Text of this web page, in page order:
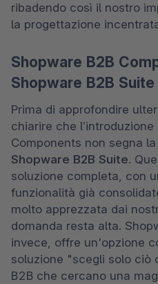
ribadendo così il nostro
la progettazione
Shopware B2B
Shopware B2B Suite
Prima di approfondire
chiarire che
Shopware B2B Suite.
soluzione completa, con
funzionalità già
molto apprezzata dai
domanda resta alta.
invece, offre un'opzione
soluzione "scegli solo ciò
B2B che cercano una